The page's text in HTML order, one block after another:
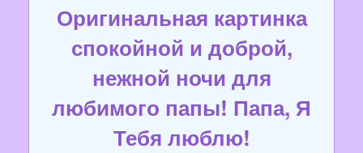
Оригинальная картинка
спокойной и доброй,
нежной ночи для
любимого папы! Папа, Я
Тебя люблю!